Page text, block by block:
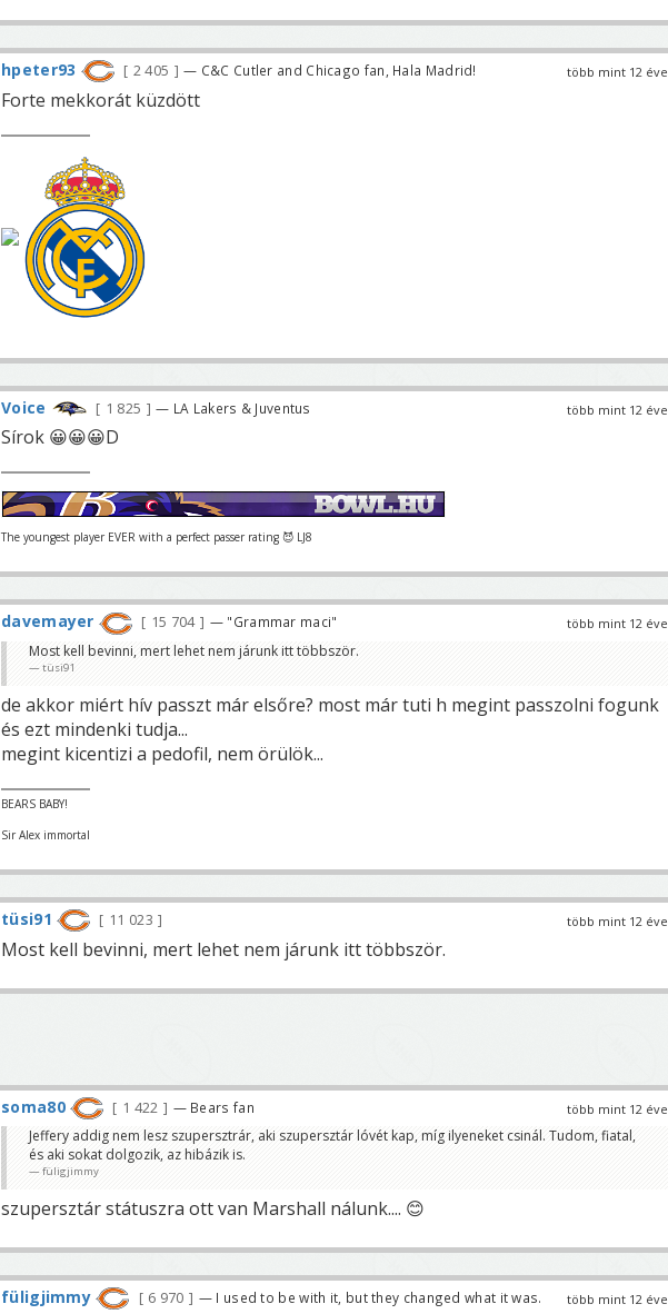
több mint 12 éve
hpeter93 2 405 — C&C Cutler and Chicago fan, Hala Madrid!
Forte mekkorát küzdött
több mint 12 éve
Voice 1 825 — LA Lakers & Juventus
Sírok 😀😀😀D
The youngest player EVER with a perfect passer rating 😈 LJ8
több mint 12 éve
davemayer 15 704 — "Grammar maci"
Most kell bevinni, mert lehet nem járunk itt többször.
tüsi91
de akkor miért hív passzt már elsőre? most már tuti h megint passzolni fogunk
és ezt mindenki tudja...
megint kicentizi a pedofil, nem örülök...
BEARS BABY!
Sir Alex immortal
több mint 12 éve
tüsi91 11 023
Most kell bevinni, mert lehet nem járunk itt többször.
több mint 12 éve
soma80 1 422 — Bears fan
Jeffery addig nem lesz szupersztrár, aki szupersztár lóvét kap, míg ilyeneket csinál. Tudom, fiatal,
és aki sokat dolgozik, az hibázik is.
füligjimmy
szupersztár státuszra ott van Marshall nálunk.... 😊
több mint 12 éve
füligjimmy 6 970 — I used to be with it, but they changed what it was.